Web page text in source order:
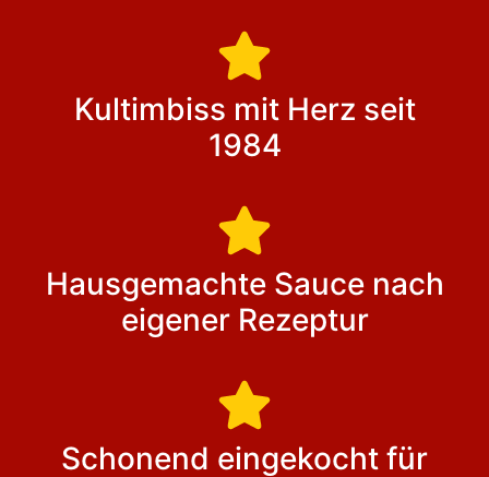
Kultimbiss mit Herz seit
1984
Hausgemachte Sauce nach
eigener Rezeptur
Schonend eingekocht für